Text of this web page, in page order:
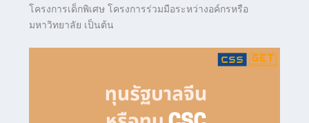
โครงการเด็กพิเศษ โครงการร่วมมือระหว่างอค์กรหรือ
มหาวิทยาลัย เป็นต้น